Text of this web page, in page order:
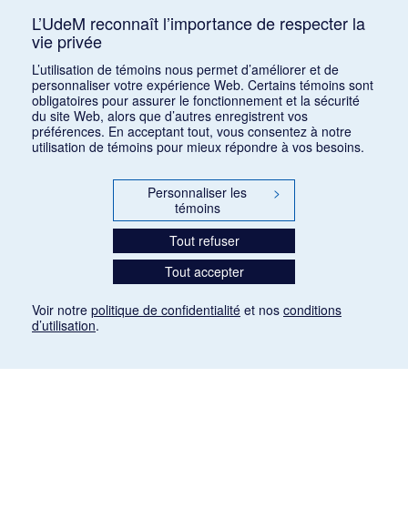
L’UdeM reconnaît l’importance de respecter la
vie privée
L’utilisation de témoins nous permet d’améliorer et de
personnaliser votre expérience Web. Certains témoins sont
obligatoires pour assurer le fonctionnement et la sécurité
du site Web, alors que d’autres enregistrent vos
préférences. En acceptant tout, vous consentez à notre
utilisation de témoins pour mieux répondre à vos besoins.
Personnaliser les
témoins
>
Tout refuser
Tout accepter
Voir notre politique de confidentialité et nos conditions
d’utilisation.